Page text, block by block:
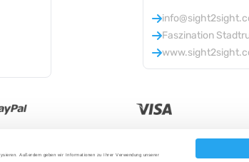
Außerdem geben wir Informationen zu Ihrer Verwendung unserer
Faszination